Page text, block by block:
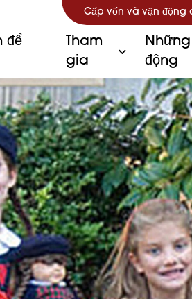
Cấp vốn và vận động
để
Tham
gia
động